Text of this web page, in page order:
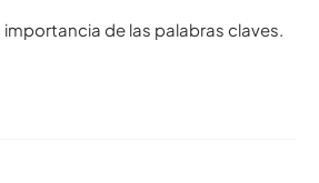
de las palabras claves.